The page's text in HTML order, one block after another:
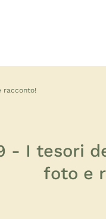
racconto!
- I tesori
foto e